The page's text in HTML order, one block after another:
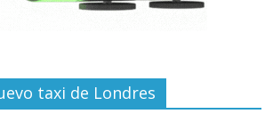
taxi de Londres